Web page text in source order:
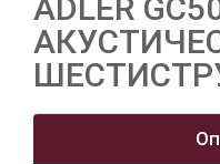
ADLER